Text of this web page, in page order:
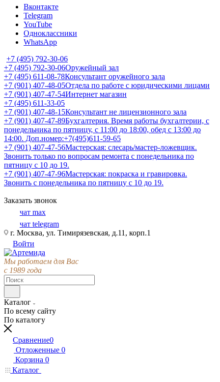
Вконтакте
Telegram
YouTube
Одноклассники
WhatsApp
+7 (495) 792-30-06
+7 (495) 792-30-06Оружейный зал
+7 (495) 611-08-78Консультант оружейного зала
+7 (901) 407-48-05Отдела по работе с юридическими лицами
+7 (901) 407-47-54Интернет магазин
+7 (495) 611-33-05
+7 (901) 407-48-15Консультант не лицензионного зала
+7 (901) 407-47-89Бухгалтерия. Время работы бухгалтерии, с
понедельника по пятницу, с 11:00 до 18:00, обед с 13:00 до
14:00. Доп.номер:+7(495)611-59-65
+7 (901) 407-47-56Мастерская: слесарь/мастер-ложевщик.
Звонить только по вопросам ремонта с понедельника по
пятницу с 10 до 19.
+7 (901) 407-47-96Мастерская: покраска и гравировка.
Звонить с понедельника по пятницу с 10 до 19.
Заказать звонок
чат max
чат telegram
г. Москва, ул. Тимирязевская, д.11, корп.1
Войти
Мы работаем для Вас
с 1989 года
Каталог
По всему сайту
По каталогу
Сравнение0
Отложенные 0
Корзина 0
Каталог